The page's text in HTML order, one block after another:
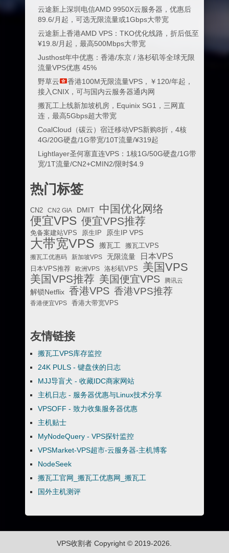
云途新上深圳电信AMD 9950X云服务器，优惠后
89.6/月起，可选无限流量或1Gbps大带宽
云途新上香港AMD VPS：TKO优化线路，折后低至
¥19.8/月起，最高500Mbps大带宽
Justhost年中优惠：香港/东京 / 洛杉矶等全球无限
流量VPS优惠 45%
野草云
香港100M无限流量VPS，￥120/年起，
接入CNIX，可与国内云服务器通内网
搬瓦工上线新加坡机房，Equinix SG1，三网直
连，最高5Gbps超大带宽
CoalCloud（碳云）宿迁移动VPS新购8折，4核
4G/20G硬盘/1G带宽/10T流量/¥319起
Lightlayer圣何塞直连VPS：1核1G/50G硬盘/1G带
宽/1T流量/CN2+CMIN2/限时$4.9
热门标签
CN2 CN2 GIA DMIT 中国优化网络
便宜VPS 便宜VPS推荐
免备案建站VPS 原生IP 原生IP VPS
大带宽VPS 搬瓦工
搬瓦工VPS
搬瓦工优惠码
新加坡VPS 无限流量 日本VPS
日本VPS推荐 欧洲VPS 洛杉矶VPS 美国VPS
美国VPS推荐 美国便宜VPS 腾讯云
解锁Netflix 香港VPS 香港VPS推荐
香港便宜VPS 香港大带宽VPS
友情链接
搬瓦工VPS库存监控
24K PULS - 键盘侠的日志
MJJ导盲犬 - 收藏IDC商家网站
主机日志 - 服务器优惠与Linux技术分享
VPSOFF - 致力收集服务器优惠
主机贴士
MyNodeQuery - VPS探针监控
VPSMarket-VPS超市-云服务器-主机博客
NodeSeek
搬瓦工官网_搬瓦工优惠网_搬瓦工
国外主机测评
VPS收割者 Copyright © 2019-2026.